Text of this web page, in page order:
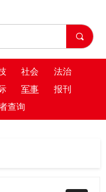
社会
法治
军事
报刊
查询
끠